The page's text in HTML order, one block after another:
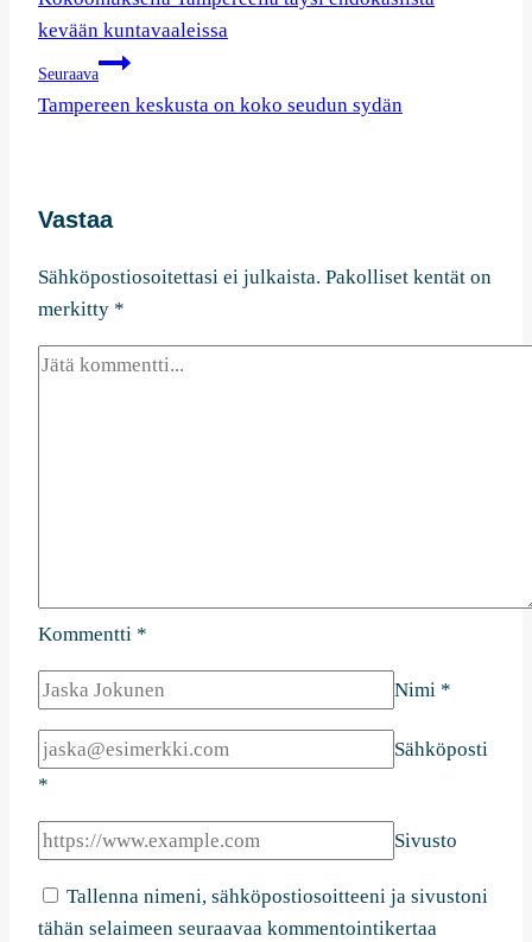
selaus
kevään kuntavaaleissa
Seuraava
Tampereen keskusta on koko seudun sydän
Vastaa
Sähköpostiosoitettasi ei julkaista. Pakolliset kentät on
merkitty *
Kommentti *
Nimi *
Sähköposti
*
Sivusto
Tallenna nimeni, sähköpostiosoitteeni ja sivustoni
tähän selaimeen seuraavaa kommentointikertaa